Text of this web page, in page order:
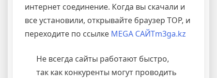
интернет соединение. Когда вы скачали и
все установили, открывайте браузер ТОР, и
переходите по ссылке MEGA САЙТm3ga.kz
Не всегда сайты работают быстро,
так как конкуренты могут проводить